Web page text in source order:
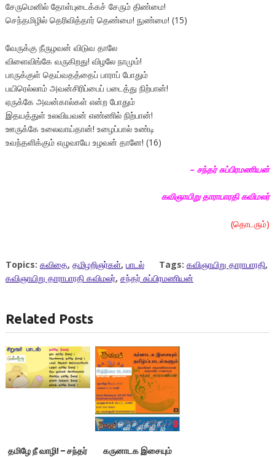
சேருமெனில் தோள்புடைக்கச் சேரும் திண்மை!
செந்தமிழில் தெரிவித்தார் தெண்மை! நுண்மை! (15)
வேருக்கு நீருழவன் விடுவ தாலே
விளைவிங்கே வருகிறது! விழலே நாமும்!
பாருக்குள் தெய்வதத்தைப் பாராப் போதும்
பயிரெல்லாம் அவன்சிரிப்பைப் படைத்து நிற்பான்!
ஏருக்கே அவன்கால்கள் என்ற போதும்
இதயத்துள் உலவியவன் எண்ணில் நிற்பான்!
ஊருக்கே உலைவாய்தான்! உழைப்பால் உண்டி
உவந்தளிக்கும் எழுவாயே உழவன் தானே! (16)
–சந்தர் சுப்பிரமணியன்
கவிஞாயிறு தாராபாரதி கவிமலர்
(தொடரும்)
Topics: கவிதை, தமிழறிஞர்கள், பாடல் Tags: கவிஞாயிறு தாராபாரதி,
கவிஞாயிறு தாராபாரதி கவிமலர், சந்தர் சுப்பிரமணியன்
Related Posts
தமிழே நீ வாழி! – சந்தர்
கருனாடக இசையும்